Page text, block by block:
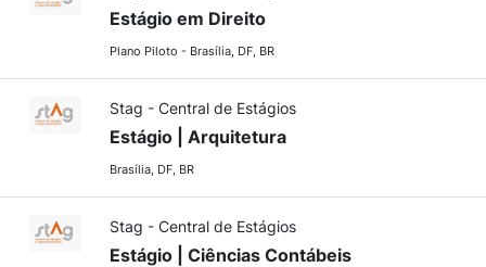
Estágio em Direito
Plano Piloto - Brasília, DF, BR
Stag - Central de Estágios
Estágio | Arquitetura
Brasília, DF, BR
Stag - Central de Estágios
Estágio | Ciências Contábeis